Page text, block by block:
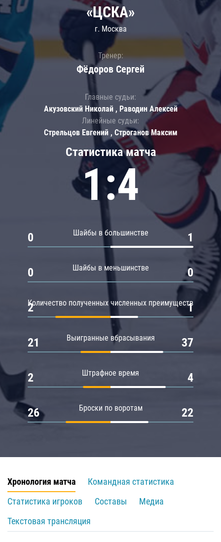
Статистика матча
1:4
Шайбы в большинстве
0 1
Шайбы в меньшинстве
0 0
Количество полученных численных преимуществ
2 1
Выигранные вбрасывания
21 37
Штрафное время
2 4
Броски по воротам
26 22
«ЦСКА»
г. Москва
Тренер:
Фёдоров Сергей
Главные судьи:
Акузовский Николай , Раводин Алексей
Линейные судьи:
Стрельцов Евгений , Строганов Максим
Хронология матча
Командная статистика
Статистика игроков
Составы
Медиа
Текстовая трансляция